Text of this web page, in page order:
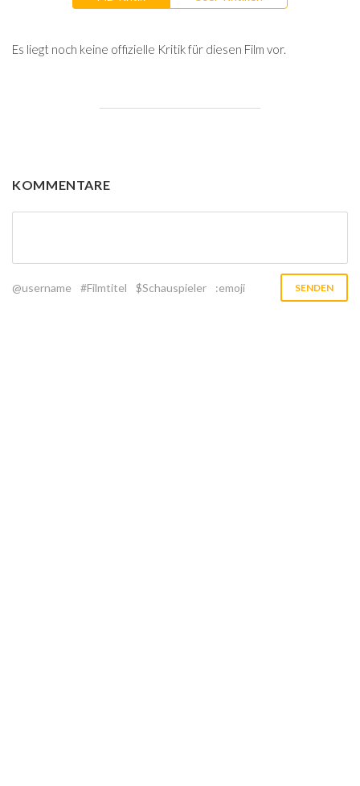
Es liegt noch keine offizielle Kritik für diesen Film vor.
KOMMENTARE
@username #Filmtitel $Schauspieler :emoji